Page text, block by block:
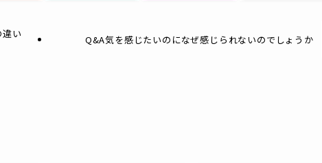
い
Q&A気を感じたいのになぜ感じられないのでしょうか